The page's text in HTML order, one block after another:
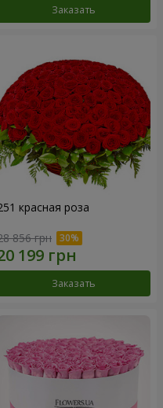
Заказать
красная роза
856 грн
Заказать